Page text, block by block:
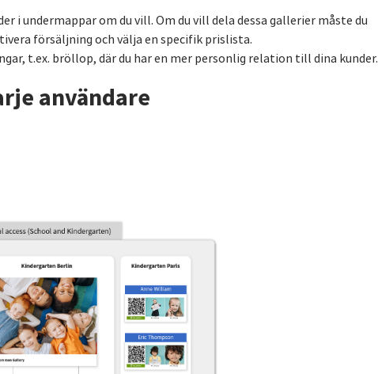
i undermappar om du vill. Om du vill dela dessa gallerier måste du
försäljning och välja en specifik prislista.
t.ex. bröllop, där du har en mer personlig relation till dina kunder.
användare